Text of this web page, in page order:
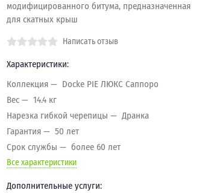
модифицированного битума, предназначенная
для скатных крыш
Написать отзыв
Характеристики:
Коллекция
Docke PIE ЛЮКС Саппоро
Вес
14.4 кг
Нарезка гибкой черепицы
Дранка
Гарантия
50 лет
Срок службы
более 60 лет
Все характеристики
Дополнительные услуги: